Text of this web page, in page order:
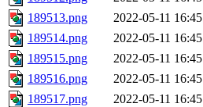
189513.png
2022-05-11 16:45
189514.png
2022-05-11 16:45
189515.png
2022-05-11 16:45
189516.png
2022-05-11 16:45
189517.png
2022-05-11 16:45